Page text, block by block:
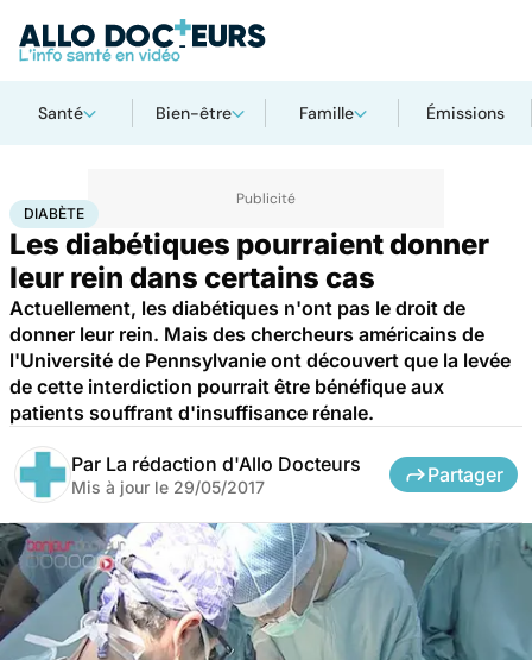
Santé Bien-être Famille Émissions
AccueilSanté
DIABÈTE
Les diabétiques pourraient donner
leur rein dans certains cas
Actuellement, les diabétiques n'ont pas le droit de
donner leur rein. Mais des chercheurs américains de
l'Université de Pennsylvanie ont découvert que la levée
de cette interdiction pourrait être bénéfique aux
patients souffrant d'insuffisance rénale.
Par La rédaction d'Allo Docteurs
Mis à jour le 29/05/2017
Partager